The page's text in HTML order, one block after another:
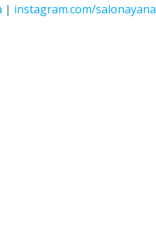
| instagram.com/salonayana